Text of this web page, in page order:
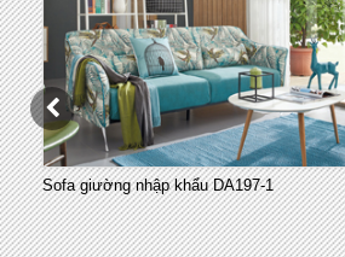
Sofa giường nhập khẩu DA197-1